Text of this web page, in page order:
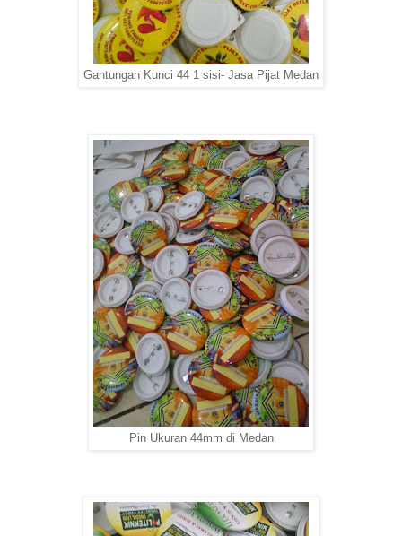
Gantungan Kunci 44 1 sisi- Jasa Pijat Medan
Pin Ukuran 44mm di Medan